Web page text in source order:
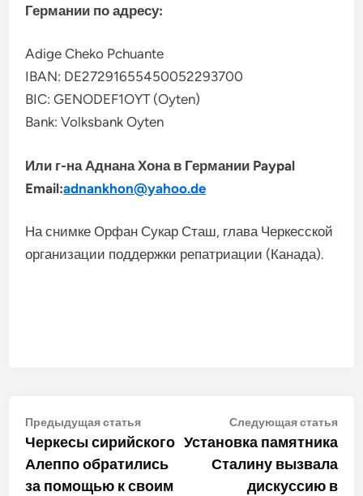
Германии по адресу:
Adige Cheko Pchuante
IBAN: DE27291655450052293700
BIC: GENODEF1OYT (Oyten)
Bank: Volksbank Oyten
Или г-на Аднана Хона в Германии Paypal
Email:adnankhon@yahoo.de
На снимке Орфан Сукар Сташ, глава Черкесской
организации поддержки репатриации (Канада).
Навигация
по
записям
Предыдущая статьяПредыдущая
статья:
Черкесы сирийского
Алеппо обратились
за помощью к своим
Следующая статья
Установка памятника
Сталину вызвала
дискуссию в